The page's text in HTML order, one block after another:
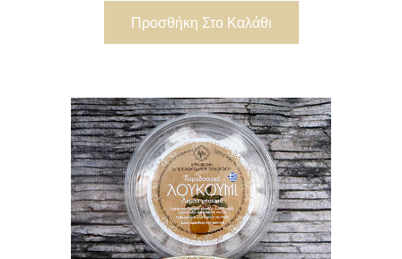
Προσθήκη Στο Καλάθι